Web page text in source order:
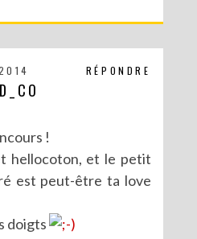
RÉPONDRE
!
hellocoton, et le petit
est peut-être ta love
doigts